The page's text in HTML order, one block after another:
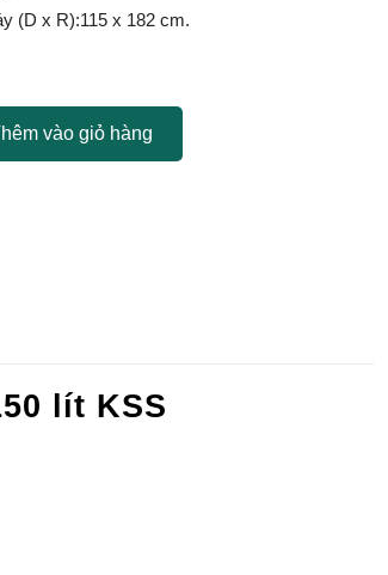
(D x R):115 x 182 cm.
vào giỏ hàng
lít KSS